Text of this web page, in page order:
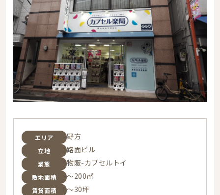
エリア 野方
立地 路面ビル
業態 物販-カプセルトイ
敷地面積 ～200㎡
賃貸面積 ～30坪